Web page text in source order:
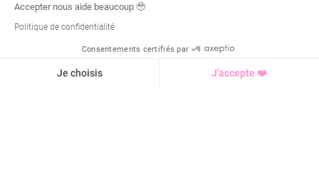
Accepter nous aide beaucoup 🥹
Politique de confidentialité
Consentements certifiés par
Je choisis J'accepte ❤️